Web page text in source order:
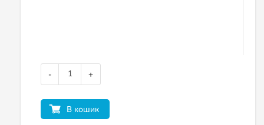
- +
В кошик